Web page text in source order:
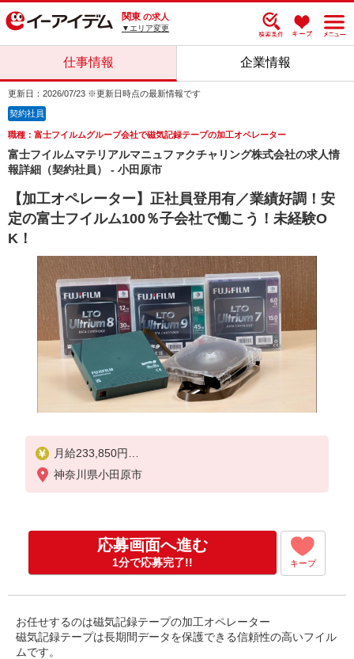
関東 の求人
▼エリア変更
仕事情報 企業情報
更新日：2026/07/23 ※更新日時点の最新情報です
契約社員
職種：富士フイルムグループ会社で磁気記録テープの加工オペレーター
富士フイルムマテリアルマニュファクチャリング株式会社の求人情
報詳細（契約社員） - 小田原市
【加工オペレーター】正社員登用有／業績好調！安
定の富士フイルム100％子会社で働こう！未経験O
K！
月給233,850円
※勤務実績（シフトなど）に応じて手当額が変動し
ます。
【4直3交代勤務】306,950円
内訳：本給233,850円、交代手当34,400円、夜業手当
神奈川県小田原市
応募画面へ進む
1分で応募完了!! キープ
お任せするのは磁気記録テープの加工オペレーター
磁気記録テープは長期間データを保護できる信頼性の高いフイル
ムです。